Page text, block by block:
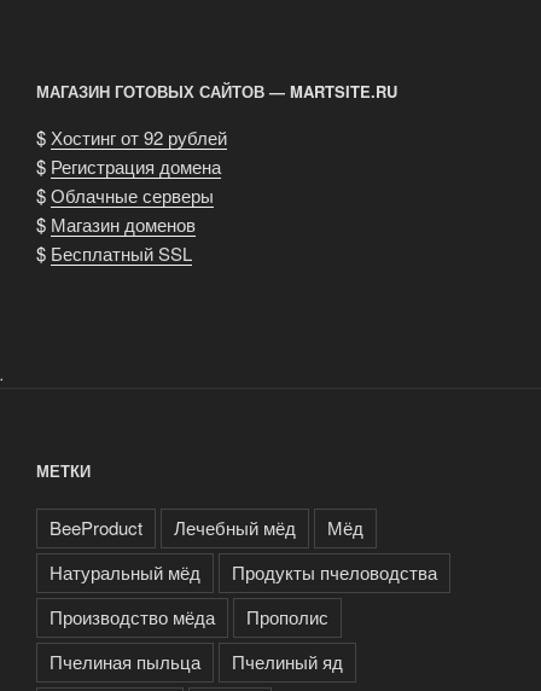
МАГАЗИН ГОТОВЫХ САЙТОВ — MARTSITE.RU
$Хостинг от 92 рублей
$ Регистрация домена
$Облачные серверы
$ Магазин доменов
$ Бесплатный SSL
.
МЕТКИ
BeeProduct Лечебный мёд
Мёд
Натуральный мёд
Продукты пчеловодства
Производство мёда
Прополис
Пчелиная пыльца
Пчелиный яд